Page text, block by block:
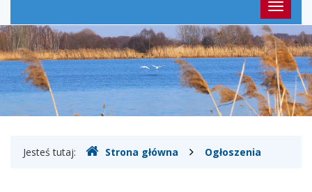
-
Powiat
Grodziski
główne
Gdzie
Jesteś tutaj: Strona główna Ogłoszenia